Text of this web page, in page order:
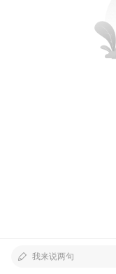
我来说两句